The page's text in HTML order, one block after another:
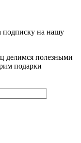
подписку на нашу
делимся полезными
подарки